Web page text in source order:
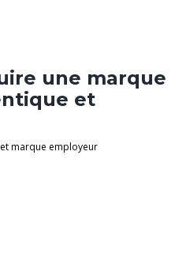
une marque
et
et marque employeur